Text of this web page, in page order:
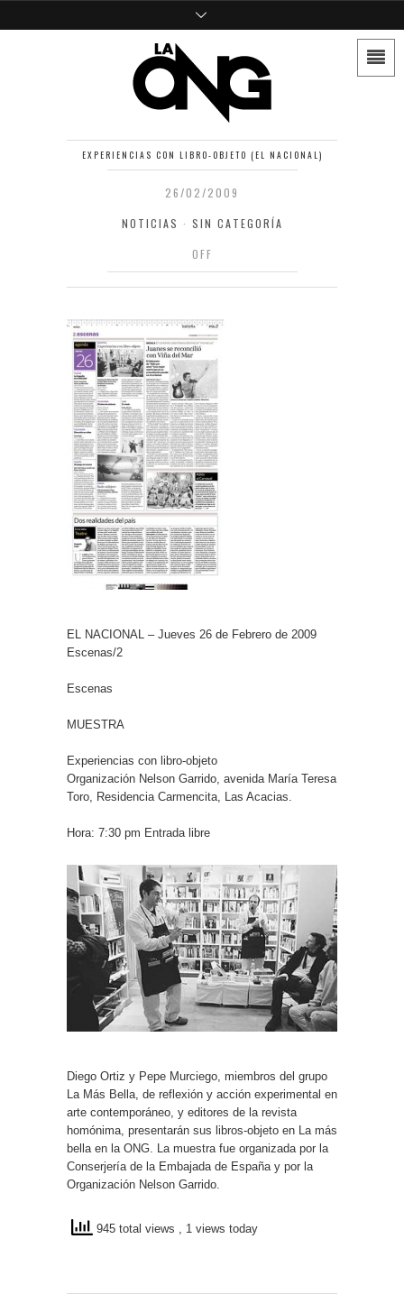
EXPERIENCIAS CON LIBRO-OBJETO (EL NACIONAL)
26/02/2009
NOTICIAS · SIN CATEGORÍA
OFF
EL NACIONAL – Jueves 26 de Febrero de 2009
Escenas/2
Escenas
MUESTRA
Experiencias con libro-objeto
Organización Nelson Garrido, avenida María Teresa
Toro, Residencia Carmencita, Las Acacias.
Hora: 7:30 pm Entrada libre
Diego Ortiz y Pepe Murciego, miembros del grupo
La Más Bella, de reflexión y acción experimental en
arte contemporáneo, y editores de la revista
homónima, presentarán sus libros-objeto en La más
bella en la ONG. La muestra fue organizada por la
Conserjería de la Embajada de España y por la
Organización Nelson Garrido.
945 total views , 1 views today